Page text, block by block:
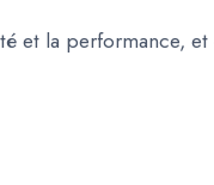
et la performance,